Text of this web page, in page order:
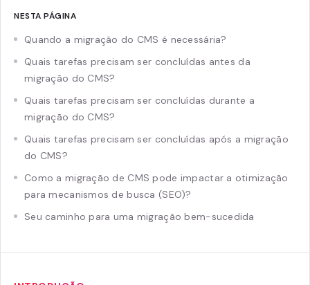
NESTA PÁGINA
Quando a migração do CMS é necessária?
Quais tarefas precisam ser concluídas antes da
migração do CMS?
Quais tarefas precisam ser concluídas durante a
migração do CMS?
Quais tarefas precisam ser concluídas após a migração
do CMS?
Como a migração de CMS pode impactar a otimização
para mecanismos de busca (SEO)?
Seu caminho para uma migração bem-sucedida